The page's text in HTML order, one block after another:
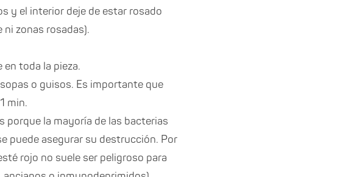
y el interior deje de estar rosado
ni zonas rosadas).
toda la pieza.
o guisos. Es importante que
min.
porque la mayoría de las bacterias
puede asegurar su destrucción. Por
rojo no suele ser peligroso para